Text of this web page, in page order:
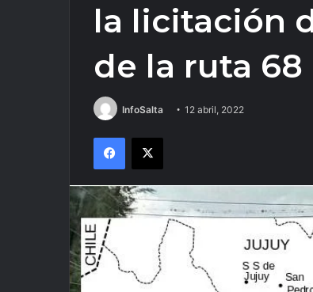
la licitación
de la ruta 68
InfoSalta 12 abril, 2022
Facebook
X